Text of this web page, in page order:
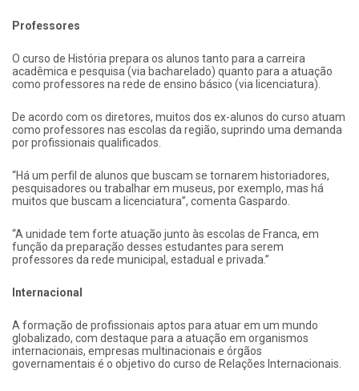
Professores
O curso de História prepara os alunos tanto para a carreira
acadêmica e pesquisa (via bacharelado) quanto para a atuação
como professores na rede de ensino básico (via licenciatura).
De acordo com os diretores, muitos dos ex-alunos do curso atuam
como professores nas escolas da região, suprindo uma demanda
por profissionais qualificados.
“Há um perfil de alunos que buscam se tornarem historiadores,
pesquisadores ou trabalhar em museus, por exemplo, mas há
muitos que buscam a licenciatura”, comenta Gaspardo.
“A unidade tem forte atuação junto às escolas de Franca, em
função da preparação desses estudantes para serem
professores da rede municipal, estadual e privada.”
Internacional
A formação de profissionais aptos para atuar em um mundo
globalizado, com destaque para a atuação em organismos
internacionais, empresas multinacionais e órgãos
governamentais é o objetivo do curso de Relações Internacionais.